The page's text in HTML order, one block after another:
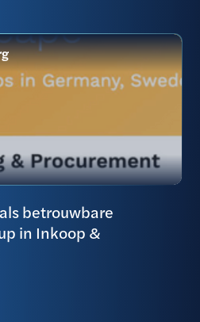
betrouwbare
in Inkoop &